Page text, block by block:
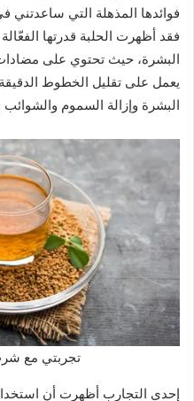
فوائدها المذهلة التي
فقد أظهرت الحلبة قدرتها
البشرة، حيث تحتوي على
يعمل على تقليل الخطوط
البشرة وإزالة السموم
تجربتي مع
إحدى التجارب أظهرت أن